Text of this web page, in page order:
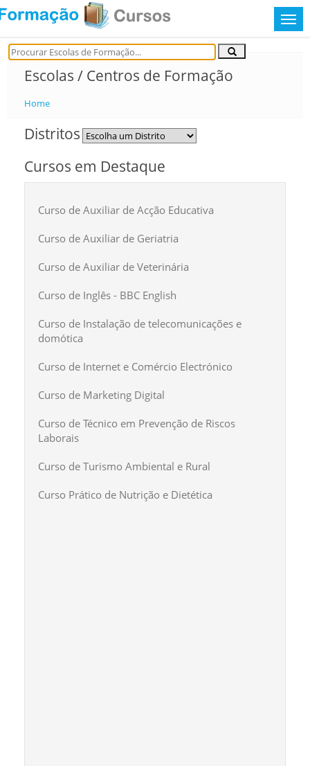
Escolas / Centros de Formação
Home
Distritos
Cursos em Destaque
Curso de Auxiliar de Acção Educativa
Curso de Auxiliar de Geriatria
Curso de Auxiliar de Veterinária
Curso de Inglês - BBC English
Curso de Instalação de telecomunicações e
domótica
Curso de Internet e Comércio Electrónico
Curso de Marketing Digital
Curso de Técnico em Prevenção de Riscos
Laborais
Curso de Turismo Ambiental e Rural
Curso Prático de Nutrição e Dietética